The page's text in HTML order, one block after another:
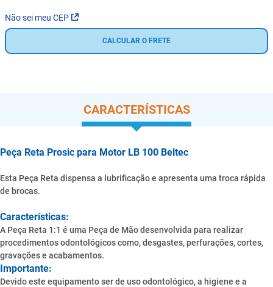
Não sei meu CEP
CALCULAR O FRETE
CARACTERÍSTICAS
Peça Reta Prosic para Motor LB 100 Beltec
Esta Peça Reta dispensa a lubrificação e apresenta uma troca rápida
de brocas.
Características:
A Peça Reta 1:1 é uma Peça de Mão desenvolvida para realizar
procedimentos odontológicos como, desgastes, perfurações, cortes,
gravações e acabamentos.
Importante:
Devido este equipamento ser de uso odontológico, a higiene e a